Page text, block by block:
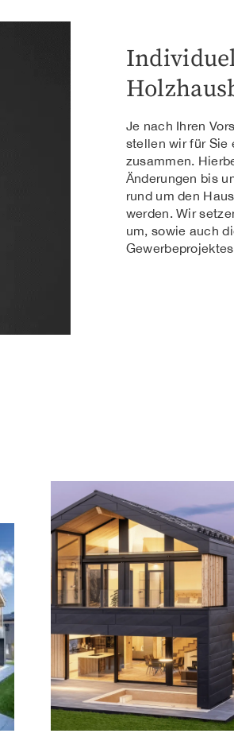
Je nach Ihren
stellen wir für Sie
zusammen.
Änderungen bis
rund um den
werden. Wir
um, sowie auch